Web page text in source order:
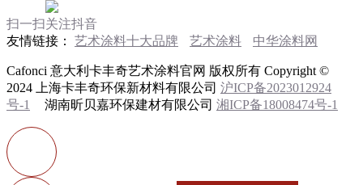
扫一扫关注抖音
友情链接： 艺术涂料十大品牌 艺术涂料 中华涂料网
Cafonci 意大利卡丰奇艺术涂料官网 版权所有 Copyright ©
2024 上海卡丰奇环保新材料有限公司 沪ICP备2023012924
号-1
湖南昕贝嘉环保建材有限公司 湘ICP备18008474号-1